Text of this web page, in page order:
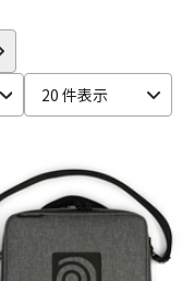
パーカッション
20 件表示